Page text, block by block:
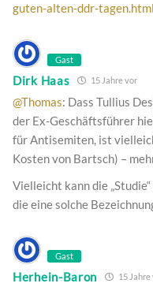
guten-alten-ddr-tagen.html
Gast
Dirk Haas 15 Jahre vor
@Thomas: Dass Tullius
der Ex-Geschäftsführer
für Antisemiten, ist
Kosten von Bartsch) –
Vielleicht kann die
die eine solche
Gast
Herhein-Baron 15 Jahre